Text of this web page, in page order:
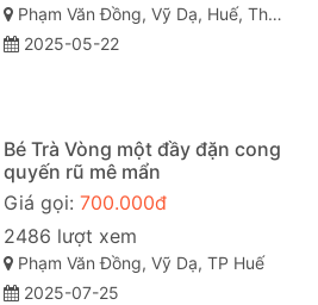
Phạm Văn Đồng, Vỹ Dạ, Huế, Thừa Thiên Huế
2025-05-22
Bé Trà Vòng một đầy đặn cong
quyến rũ mê mẩn
Giá gọi: 700.000đ
2486 lượt xem
Phạm Văn Đồng, Vỹ Dạ, TP Huế
2025-07-25